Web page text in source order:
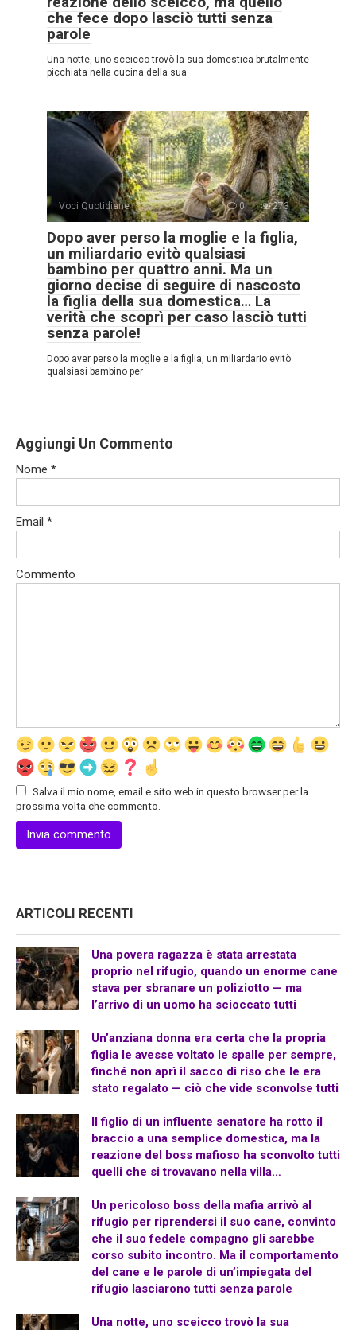
che fece dopo lasciò tutti senza
parole
Una notte, uno sceicco trovò la sua domestica brutalmente
picchiata nella cucina della sua
Voci Quotidiane 0 273
Dopo aver perso la moglie e la figlia,
un miliardario evitò qualsiasi
bambino per quattro anni. Ma un
giorno decise di seguire di nascosto
la figlia della sua domestica… La
verità che scoprì per caso lasciò tutti
senza parole!
Dopo aver perso la moglie e la figlia, un miliardario evitò
qualsiasi bambino per
Aggiungi Un Commento
Nome *
Email *
Commento
Salva il mio nome, email e sito web in questo browser per la
prossima volta che commento.
ARTICOLI RECENTI
Una povera ragazza è stata arrestata
proprio nel rifugio, quando un enorme cane
stava per sbranare un poliziotto — ma
l’arrivo di un uomo ha scioccato tutti
Un’anziana donna era certa che la propria
figlia le avesse voltato le spalle per sempre,
finché non aprì il sacco di riso che le era
stato regalato — ciò che vide sconvolse tutti
Il figlio di un influente senatore ha rotto il
braccio a una semplice domestica, ma la
reazione del boss mafioso ha sconvolto tutti
quelli che si trovavano nella villa…
Un pericoloso boss della mafia arrivò al
rifugio per riprendersi il suo cane, convinto
che il suo fedele compagno gli sarebbe
corso subito incontro. Ma il comportamento
del cane e le parole di un’impiegata del
rifugio lasciarono tutti senza parole
Una notte, uno sceicco trovò la sua